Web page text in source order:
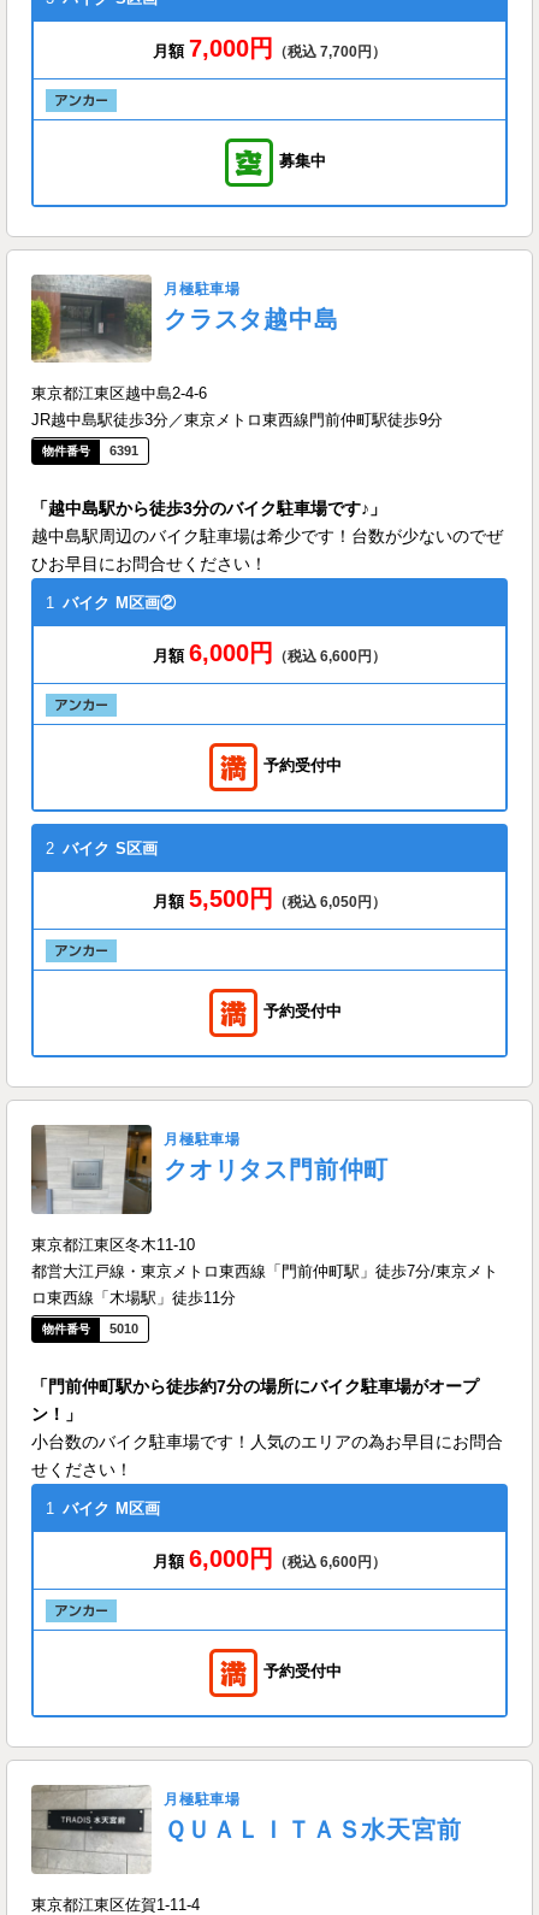
月額 7,000円 （税込 7,700円）
募集中
月極駐車場
クラスタ越中島
東京都江東区越中島2-4-6
JR越中島駅徒歩3分／東京メトロ東西線門前仲町駅徒歩9分
6391
「越中島駅から徒歩3分のバイク駐車場です♪」
越中島駅周辺のバイク駐車場は希少です！台数が少ないのでぜ
ひお早目にお問合せください！
1 バイク M区画②
月額 6,000円 （税込 6,600円）
予約受付中
2 バイク S区画
月額 5,500円 （税込 6,050円）
予約受付中
月極駐車場
クオリタス門前仲町
東京都江東区冬木11-10
都営大江戸線・東京メトロ東西線「門前仲町駅」徒歩7分/東京メト
ロ東西線「木場駅」徒歩11分
5010
「門前仲町駅から徒歩約7分の場所にバイク駐車場がオープ
ン！」
小台数のバイク駐車場です！人気のエリアの為お早目にお問合
せください！
1 バイク M区画
月額 6,000円 （税込 6,600円）
予約受付中
月極駐車場
ＱＵＡＬＩＴＡＳ水天宮前
東京都江東区佐賀1-11-4